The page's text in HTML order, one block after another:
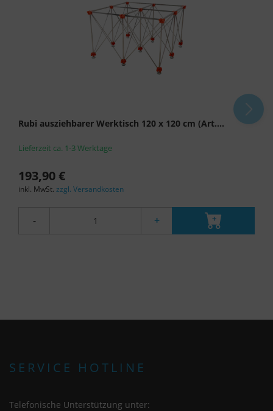
Rubi ausziehbarer Werktisch 120 x 120 cm (Art....
Lieferzeit ca. 1-3 Werktage
193,90 €
inkl. MwSt. zzgl. Versandkosten
- +
SERVICE HOTLINE
Telefonische Unterstützung unter: